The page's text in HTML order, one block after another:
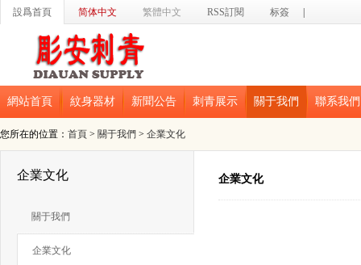
設爲首頁 简体中文 繁體中文 RSS訂閱 标簽
網站首頁 紋身器材 新聞公告 刺青展示 關于我們 聯系我們
您所在的位置： 首頁 > 關于我們 > 企業文化
企業文化
關于我們
企業文化
企業文化